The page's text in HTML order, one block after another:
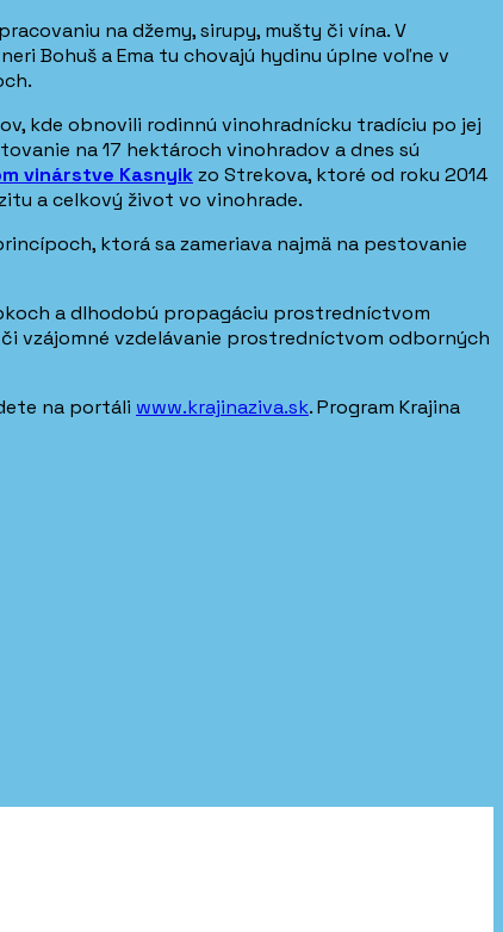
na džemy, sirupy, mušty či vína. V
Bohuš a Ema tu chovajú hydinu úplne voľne v
kde obnovili rodinnú vinohradnícku tradíciu po jej
na 17 hektároch vinohradov a dnes sú
vinárstve Kasnyikzo Strekova, ktoré od roku 2014
a celkový život vo vinohrade.
ktorá sa zameriava najmä na pestovanie
a dlhodobú propagáciu prostredníctvom
vzájomné vzdelávanie prostredníctvom odborných
na portáli www.krajinaziva.sk. Program Krajina